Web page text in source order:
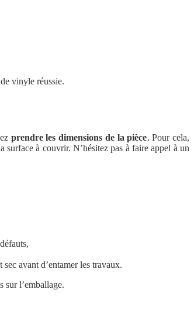
vinyle réussie.
prendre les dimensions de la pièce. Pour cela,
à couvrir. N’hésitez pas à faire appel à un
avant d’entamer les travaux.
sur l’emballage.